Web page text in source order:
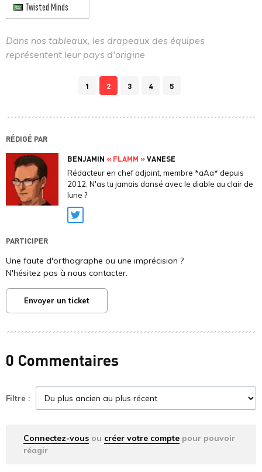
Twisted Minds
Dans nos tableaux, les drapeaux des équipes
représentent leur pays d'origine
1 2 3 4 5
RÉDIGÉ PAR
BENJAMIN « FLAMM »VANESE
Rédacteur en chef adjoint, membre *aAa* depuis
2012. N'as tu jamais dansé avec le diable au clair de
lune ?
Twitter
PARTICIPER
Une faute d'orthographe ou une imprécision ?
N'hésitez pas à nous contacter.
Envoyer un ticket
0 Commentaires
Filtre :
Connectez-vous ou créer votre compte pour pouvoir
réagir